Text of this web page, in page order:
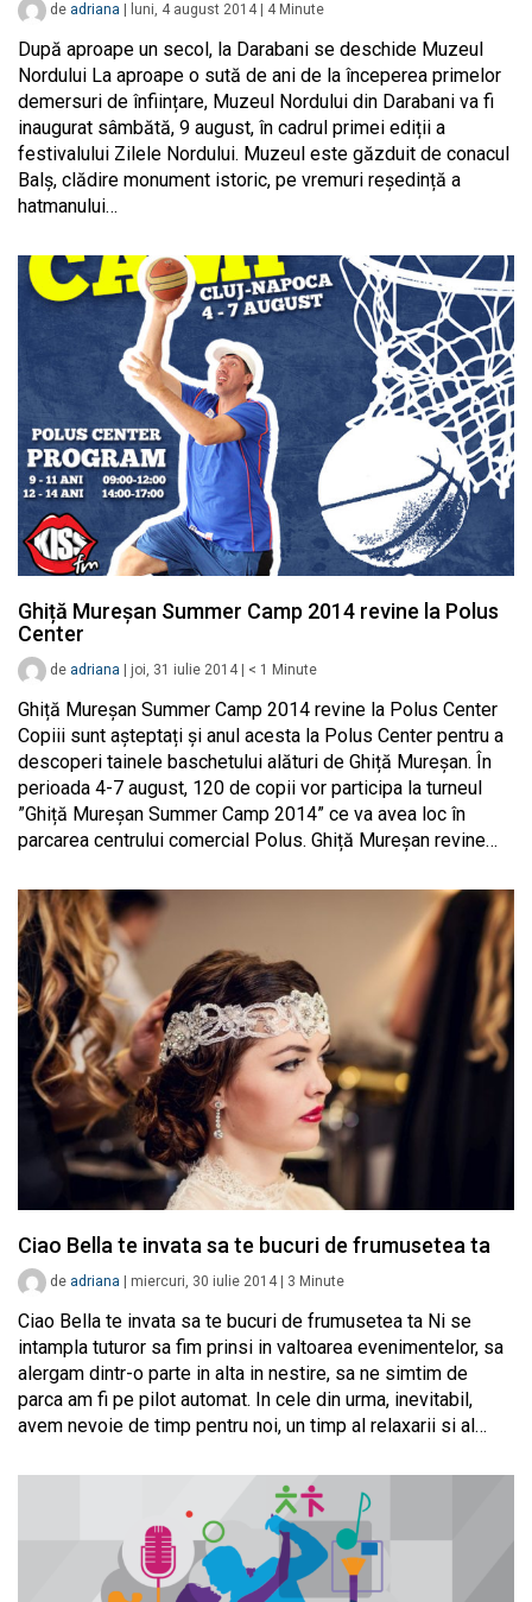
de adriana luni, 4 august 2014 4 Minute
După aproape un secol, la Darabani se deschide Muzeul
Nordului La aproape o sută de ani de la începerea primelor
demersuri de înființare, Muzeul Nordului din Darabani va fi
inaugurat sâmbătă, 9 august, în cadrul primei ediții a
festivalului Zilele Nordului. Muzeul este găzduit de conacul
Balș, clădire monument istoric, pe vremuri reședință a
hatmanului…
Ghiță Mureșan Summer Camp 2014 revine la Polus
Center
de adriana joi, 31 iulie 2014 < 1 Minute
Ghiță Mureșan Summer Camp 2014 revine la Polus Center
Copiii sunt așteptați și anul acesta la Polus Center pentru a
descoperi tainele baschetului alături de Ghiță Mureșan. În
perioada 4-7 august, 120 de copii vor participa la turneul
”Ghiță Mureșan Summer Camp 2014” ce va avea loc în
parcarea centrului comercial Polus. Ghiță Mureșan revine…
Ciao Bella te invata sa te bucuri de frumusetea ta
de adriana miercuri, 30 iulie 2014 3 Minute
Ciao Bella te invata sa te bucuri de frumusetea ta Ni se
intampla tuturor sa fim prinsi in valtoarea evenimentelor, sa
alergam dintr-o parte in alta in nestire, sa ne simtim de
parca am fi pe pilot automat. In cele din urma, inevitabil,
avem nevoie de timp pentru noi, un timp al relaxarii si al…